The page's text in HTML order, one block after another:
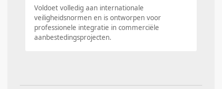
Voldoet volledig aan internationale
veiligheidsnormen en is ontworpen voor
professionele integratie in commerciële
aanbestedingsprojecten.